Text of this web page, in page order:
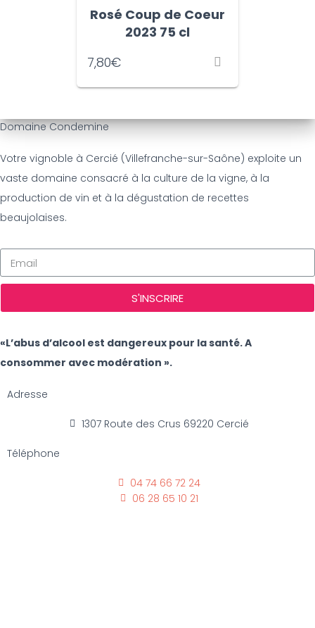
Rosé Coup de Coeur
2023 75 cl
7,80€
Domaine Condemine
Votre vignoble à Cercié (Villefranche-sur-Saône) exploite un
vaste domaine consacré à la culture de la vigne, à la
production de vin et à la dégustation de recettes
beaujolaises.
S'INSCRIRE
«L’abus d’alcool est dangereux pour la santé. A
consommer avec modération ».
Adresse
1307 Route des Crus 69220 Cercié
Téléphone
04 74 66 72 24
06 28 65 10 21